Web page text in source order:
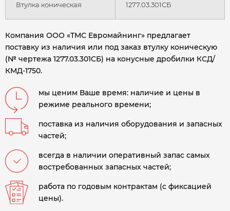
Втулка коническая 1277.03.301СБ
Компания ООО «ТМС Евромайнинг» предлагает
поставку из наличия или под заказ втулку коническую
(№ чертежа 1277.03.301СБ) на конусные дробилки КСД/
КМД-1750.
мы ценим Ваше время: наличие и цены в
режиме реального времени;
поставка из наличия оборудования и запасных
частей;
всегда в наличии оперативный запас самых
востребованных запасных частей;
работа по годовым контрактам (с фиксацией
цены).